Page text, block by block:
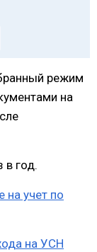
режим
на
в год.
на учет по
на УСН